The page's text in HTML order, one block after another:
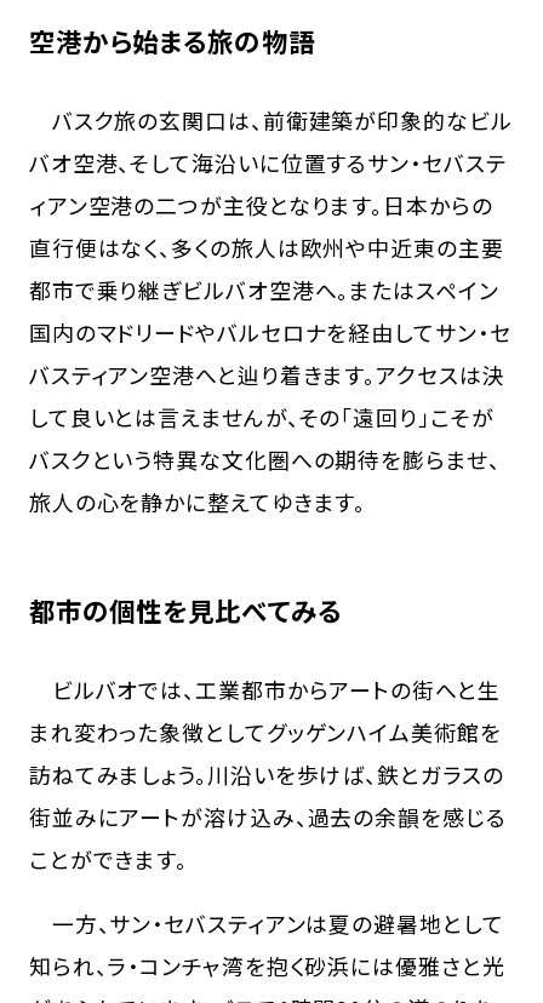
空港から始まる旅の物語
バスク旅の玄関口は、前衛建築が印象的なビル
バオ空港、そして海沿いに位置するサン・セバステ
ィアン空港の二つが主役となります。日本からの
直行便はなく、多くの旅人は欧州や中近東の主要
都市で乗り継ぎビルバオ空港へ。またはスペイン
国内のマドリードやバルセロナを経由してサン・セ
バスティアン空港へと辿り着きます。アクセスは決
して良いとは言えませんが、その「遠回り」こそが
バスクという特異な文化圏への期待を膨らませ、
旅人の心を静かに整えてゆきます。
都市の個性を見比べてみる
ビルバオでは、工業都市からアートの街へと生
まれ変わった象徴としてグッゲンハイム美術館を
訪ねてみましょう。川沿いを歩けば、鉄とガラスの
街並みにアートが溶け込み、過去の余韻を感じる
ことができます。
一方、サン・セバスティアンは夏の避暑地として
知られ、ラ・コンチャ湾を抱く砂浜には優雅さと光